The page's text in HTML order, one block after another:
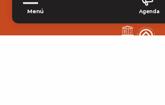
Menú Agenda